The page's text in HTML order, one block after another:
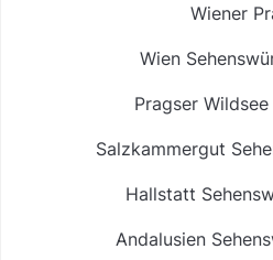
Wiener
Wien
Pragser
Salzkammergut
Hallstatt
Andalusien